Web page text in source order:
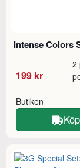
Intense Colors
199 kr
2
Butiken
Köp